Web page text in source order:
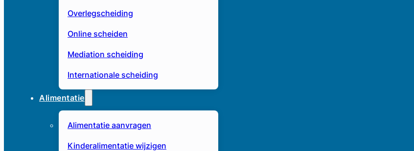
Overlegscheiding
Online scheiden
Mediation scheiding
Internationale scheiding
Alimentatie
Alimentatie aanvragen
Kinderalimentatie wijzigen